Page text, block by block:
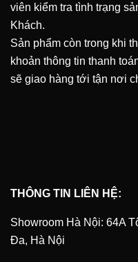
viên kiểm tra tình trạng
Khách.
Sản phẩm còn trong khi
khoản thông tin thanh
sẽ giao hàng tới tận nơi
THÔNG TIN LIÊN HỆ:
Showroom Hà Nội: 64A
Đa, Hà Nội